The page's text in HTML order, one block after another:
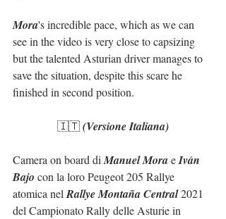
Mora's incredible pace, which as we can
see in the video is very close to capsizing
but the talented Asturian driver manages to
save the situation, despite this scare he
finished in second position.
🇮🇹 (Versione Italiana)
Camera on board di Manuel Mora e Iván
Bajo con la loro Peugeot 205 Rallye
atomica nel Rallye Montaña Central 2021
del Campionato Rally delle Asturie in